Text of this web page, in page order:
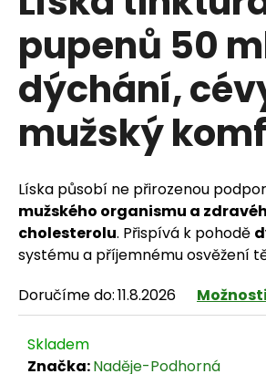
pupenů 50
dýchání,
mužský
Líska působí ne přirozenou
mužského organismu a
cholesterolu. Přispívá k pohodě
systému a příjemnému osvěžení
Doručíme do:11.8.2026
Skladem
Značka:Naděje-Podhorná
HLEDAT
D
o
p
o
r
u